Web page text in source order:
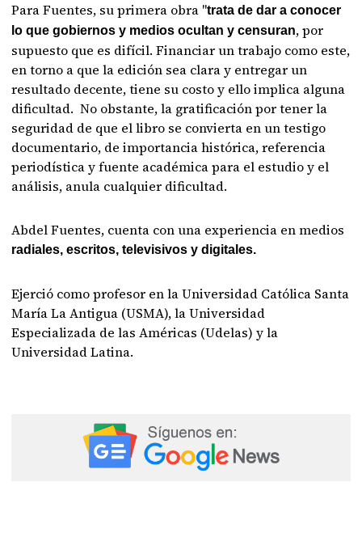
Para Fuentes, su primera obra "trata de dar a conocer
lo que gobiernos y medios ocultan y censuran, por
supuesto que es difícil. Financiar un trabajo como este,
en torno a que la edición sea clara y entregar un
resultado decente, tiene su costo y ello implica alguna
dificultad. No obstante, la gratificación por tener la
seguridad de que el libro se convierta en un testigo
documentario, de importancia histórica, referencia
periodística y fuente académica para el estudio y el
análisis, anula cualquier dificultad.
Abdel Fuentes, cuenta con una experiencia en medios
radiales, escritos, televisivos y digitales.
Ejerció como profesor en la Universidad Católica Santa
María La Antigua (USMA), la Universidad
Especializada de las Américas (Udelas) y la
Universidad Latina.